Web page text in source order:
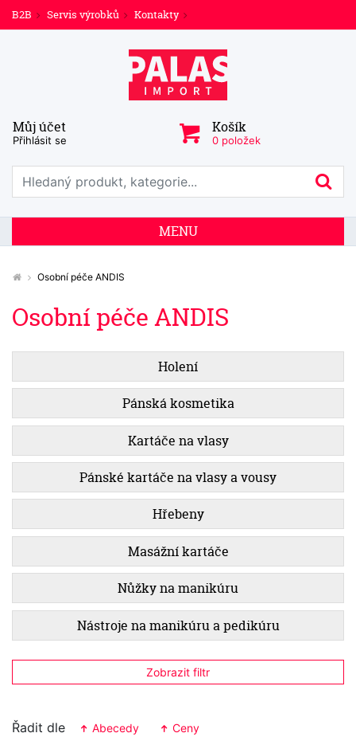
B2B Servis výrobků Kontakty
Můj účet
Přihlásit se
Košík
0 položek
Prohledat web
MENU
Osobní péče ANDIS
Osobní péče ANDIS
Holení
Pánská kosmetika
Kartáče na vlasy
Pánské kartáče na vlasy a vousy
Hřebeny
Masážní kartáče
Nůžky na manikúru
Nástroje na manikúru a pedikúru
Zobrazit filtr
Řadit dle Abecedy Ceny